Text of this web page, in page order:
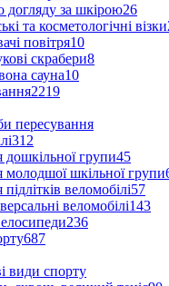
догляду за шкірою26
та косметологічні візки
повітря10
скрабери8
сауна10
2219
пересування
312
дошкільної групи45
молодшої шкільної групи
підлітків веломобілі57
веломобілі143
236
687
види спорту